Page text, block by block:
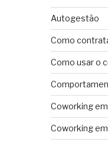
Autogestão
Como
Como usar o
Coworking
Coworking